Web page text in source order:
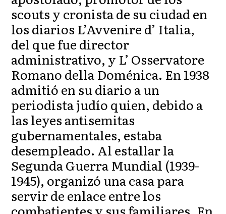
scouts y cronista de su ciudad en
los diarios L’Avvenire d’ Italia,
del que fue director
administrativo, y L’ Osservatore
Romano della Doménica. En 1938
admitió en su diario a un
periodista judío quien, debido a
las leyes antisemitas
gubernamentales, estaba
desempleado. Al estallar la
Segunda Guerra Mundial (1939-
1945), organizó una casa para
servir de enlace entre los